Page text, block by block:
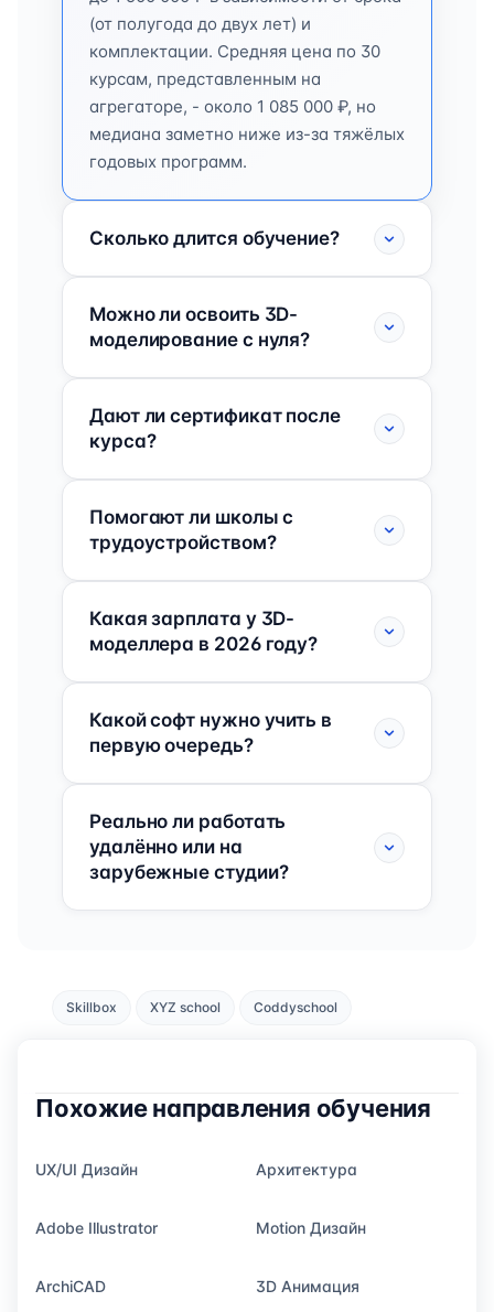
(от полугода до двух лет) и
комплектации. Средняя цена по 30
курсам, представленным на
агрегаторе, - около 1 085 000 ₽, но
медиана заметно ниже из-за тяжёлых
годовых программ.
Сколько длится обучение?
Можно ли освоить 3D-
моделирование с нуля?
Дают ли сертификат после
курса?
Помогают ли школы с
трудоустройством?
Какая зарплата у 3D-
моделлера в 2026 году?
Какой софт нужно учить в
первую очередь?
Реально ли работать
удалённо или на
зарубежные студии?
Skillbox XYZ school Coddyschool
Похожие направления обучения
UX/UI Дизайн Архитектура
Adobe Illustrator Motion Дизайн
ArchiCAD 3D Анимация